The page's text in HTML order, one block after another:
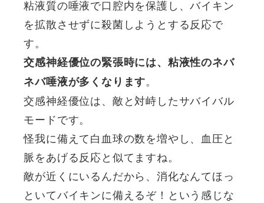
粘液質の唾液で口腔内を保護し、バイキン
を拡散させずに殺菌しようとする反応で
す。
交感神経優位の緊張時には、粘液性のネバ
ネバ唾液が多くなります。
交感神経優位は、敵と対峙したサバイバル
モードです。
怪我に備えて白血球の数を増やし、血圧と
脈をあげる反応と似てますね。
敵が近くにいるんだから、消化なんてほっ
といてバイキンに備えるぞ！という感じな